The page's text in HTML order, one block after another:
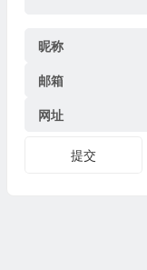
昵称
邮箱
网址
提交